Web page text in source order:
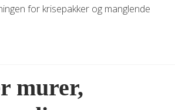
for krisepakker og manglende
murer,